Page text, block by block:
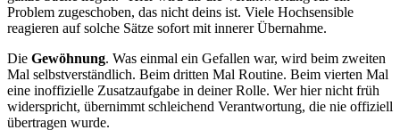
Problem zugeschoben, das nicht deins ist. Viele Hochsensible
reagieren auf solche Sätze sofort mit innerer Übernahme.
Die Gewöhnung. Was einmal ein Gefallen war, wird beim zweiten
Mal selbstverständlich. Beim dritten Mal Routine. Beim vierten Mal
eine inoffizielle Zusatzaufgabe in deiner Rolle. Wer hier nicht früh
widerspricht, übernimmt schleichend Verantwortung, die nie offiziell
übertragen wurde.